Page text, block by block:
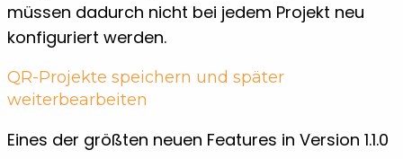
müssen dadurch nicht bei jedem Projekt neu
konfiguriert werden.
QR-Projekte speichern und später
weiterbearbeiten
Eines der größten neuen Features in Version 1.1.0